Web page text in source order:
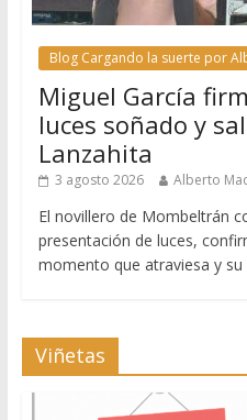
Blog Cargando la suerte por
Miguel García
luces soñado y
Lanzahita
3 agosto 2026 Alberto
El novillero de Mombeltrán
presentación de luces,
momento que atraviesa y su
Viñetas